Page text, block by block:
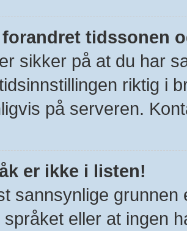
tidssonen
sikker på at du har
riktig i
på serveren.
er ikke i listen!
sannsynlige
språket eller at ingen